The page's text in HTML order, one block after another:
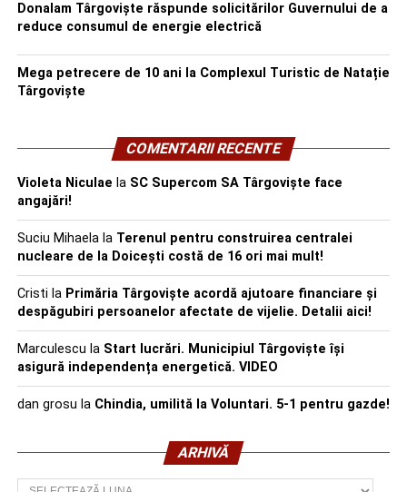
Donalam Târgoviște răspunde solicitărilor Guvernului de a
reduce consumul de energie electrică
Mega petrecere de 10 ani la Complexul Turistic de Natație
Târgoviște
COMENTARII RECENTE
Violeta Niculae la SC Supercom SA Târgoviște face
angajări!
Suciu Mihaelala Terenul pentru construirea centralei
nucleare de la Doicești costă de 16 ori mai mult!
Cristi la Primăria Târgoviște acordă ajutoare financiare și
despăgubiri persoanelor afectate de vijelie. Detalii aici!
Marculescu la Start lucrări. Municipiul Târgoviște își
asigură independența energetică. VIDEO
dan grosu la Chindia, umilită la Voluntari. 5-1 pentru gazde!
ARHIVĂ
Arhivă